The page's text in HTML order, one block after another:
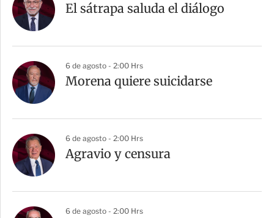
El sátrapa saluda el diálogo
6 de agosto - 2:00 Hrs
Morena quiere suicidarse
6 de agosto - 2:00 Hrs
Agravio y censura
6 de agosto - 2:00 Hrs